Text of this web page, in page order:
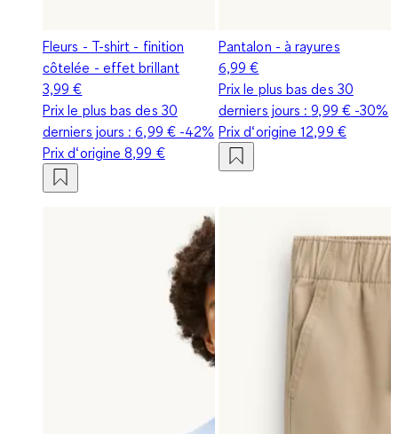
Fleurs - T-shirt - finition
côtelée - effet brillant
3,99 €
Prix le plus bas des 30
derniers jours :6,99 €-42%
Prix d‘origine8,99 €
Pantalon - à rayures
6,99 €
Prix le plus bas des 30
derniers jours :9,99 €-30%
Prix d‘origine12,99 €